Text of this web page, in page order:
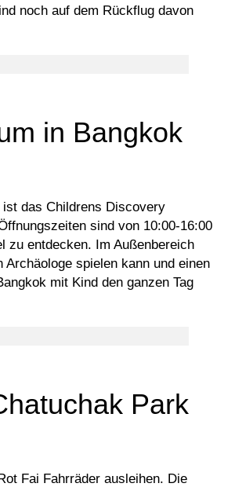
noch auf dem Rückflug davon
in Bangkok
das Childrens Discovery
sind von 10:00-16:00
zu entdecken. Im Außenbereich
spielen kann und einen
mit Kind den ganzen Tag
Park
Fai Fahrräder ausleihen. Die